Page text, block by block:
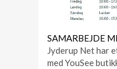
SAMARBEJDE
Jyderup Net har
med YouSee